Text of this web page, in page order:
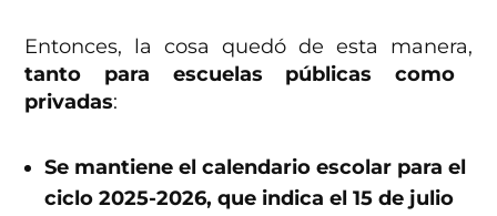
Entonces, la cosa quedó de esta manera,
tanto para escuelas públicas como
privadas:
Se mantiene el calendario escolar para el
ciclo 2025-2026, que indica el 15 de julio